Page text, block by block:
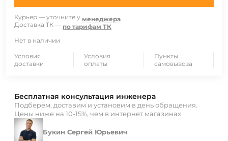
Курьер — уточните у менеджера
Доставка ТК — по тарифам ТК
Нет в наличии
Условия
доставки
Условия
оплаты
Пункты
самовывоза
Бесплатная консультация инженера
Подберем, доставим и установим в день обращения.
Цены ниже на 10-15%, чем в интернет магазинах
Букин Сергей Юрьевич